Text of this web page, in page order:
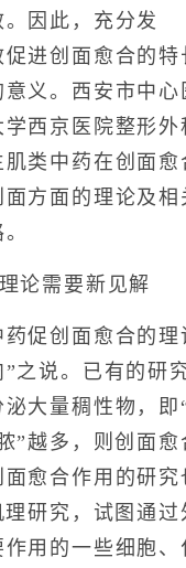
因此，充分发
进创面愈合的特
义。西安市中心
西京医院整形外
类中药在创面愈
方面的理论及相
需要新见解
创面愈合的理
之说。已有的研
大量稠性物，即
”越多，则创面愈
面愈合作用的研究
研究，试图通过
用的一些细胞、